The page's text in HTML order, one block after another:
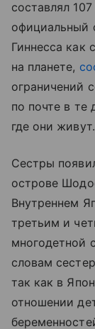
составлял
официальный
Гиннесса как
на планете,
ограничений
по почте в те
где они живут.
Сестры
острове
Внутреннем
третьим и
многодетной
словам
так как в
отношении